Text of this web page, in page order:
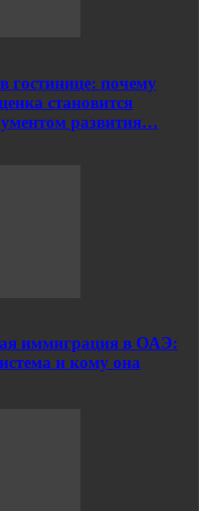
гостинице: почему
становится
развития…
иммиграция в ОАЭ:
и кому она